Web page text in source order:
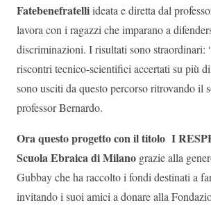
Fatebenefratelliideata e diretta dal
lavora con i ragazzi che imparano a
discriminazioni. I risultati sono straordinari:
riscontri tecnico-scientifici accertati su più
sono usciti da questo percorso ritrovando il
professor Bernardo.
Ora questo progetto con il titolo I
Scuola Ebraica di Milano grazie alla
Gubbay che ha raccolto i fondi destinati a
invitando i suoi amici a donare alla